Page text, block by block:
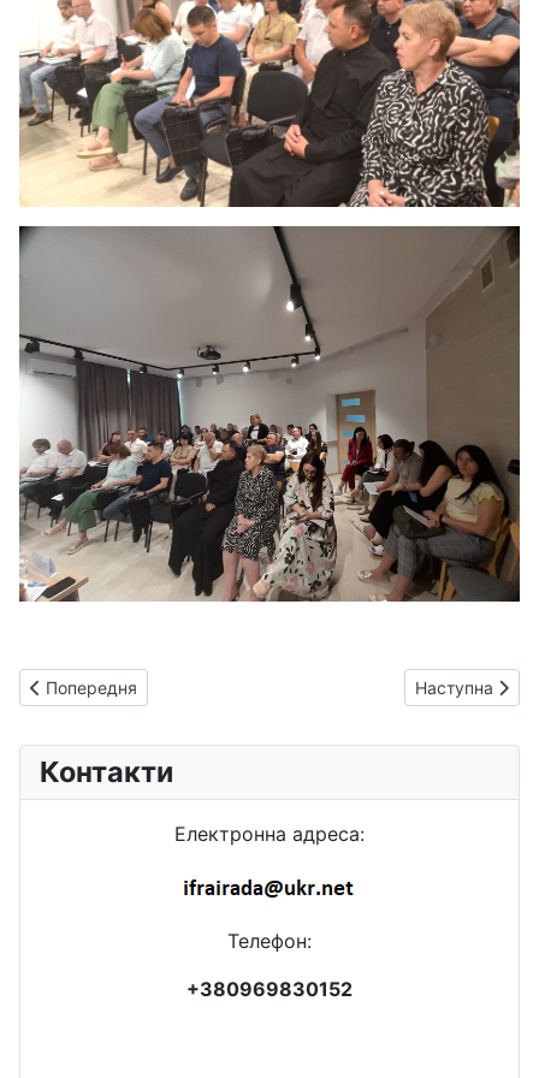
Попередня стаття: 6 липня - День випускника
Попередня Наступна
Наступна
Контакти
Електронна адреса:
Телефон:
+380969830152